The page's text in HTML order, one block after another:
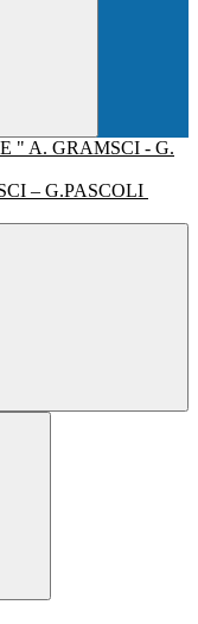
– G.PASCOLI